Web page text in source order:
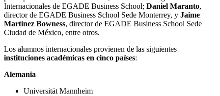
Internacionales de EGADE Business School; Daniel Maranto,
director de EGADE Business School Sede Monterrey, y Jaime
Martínez Bowness, director de EGADE Business School Sede
Ciudad de México, entre otros.
Los alumnos internacionales provienen de las siguientes
instituciones académicas en cinco países:
Alemania
Universität Mannheim